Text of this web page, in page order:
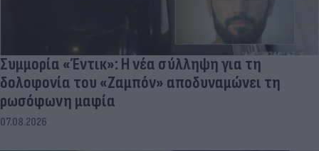
Συμμορία «Έντικ»: Η νέα σύλληψη για τη
δολοφονία του «Ζαμπόν» αποδυναμώνει τη
ρωσόφωνη μαφία
07.08.2026